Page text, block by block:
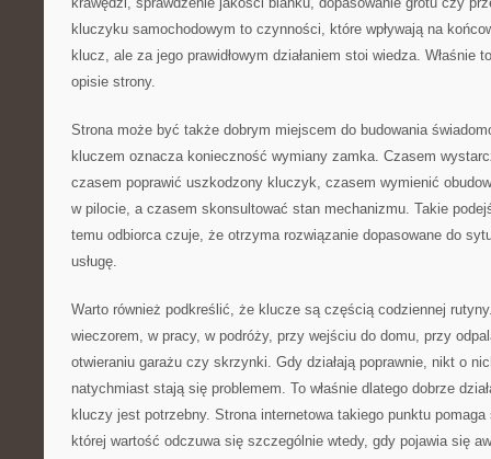
kluczyku samochodowym to czynności, które wpływają na
klucz, ale za jego prawidłowym działaniem stoi wiedza. Właśnie
opisie strony.
Strona może być także dobrym miejscem do budowania
kluczem oznacza konieczność wymiany zamka. Czasem
czasem poprawić uszkodzony kluczyk, czasem wymienić
w pilocie, a czasem skonsultować stan mechanizmu. Takie
temu odbiorca czuje, że otrzyma rozwiązanie dopasowane do
usługę.
Warto również podkreślić, że klucze są częścią codziennej
wieczorem, w pracy, w podróży, przy wejściu do domu, przy
otwieraniu garażu czy skrzynki. Gdy działają poprawnie, nikt o
natychmiast stają się problemem. To właśnie dlatego dobrze
kluczy jest potrzebny. Strona internetowa takiego punktu
której wartość odczuwa się szczególnie wtedy, gdy pojawia się